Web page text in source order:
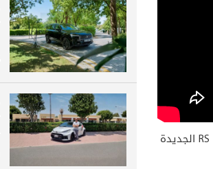
RS الجديدة